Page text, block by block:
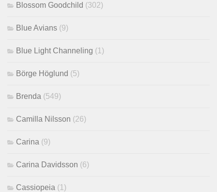
Blossom Goodchild (302)
Blue Avians (9)
Blue Light Channeling (1)
Börge Höglund (5)
Brenda (549)
Camilla Nilsson (26)
Carina (9)
Carina Davidsson (6)
Cassiopeia (1)